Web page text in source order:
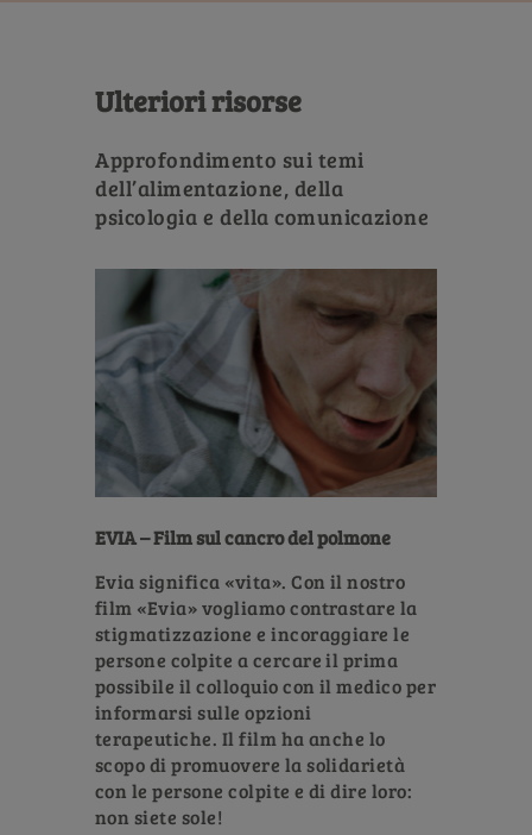
Ulteriori risorse
Approfondimento sui temi
dell’alimentazione, della
psicologia e della comunicazione
EVIA – Film sul cancro del polmone
Evia significa «vita». Con il nostro
film «Evia» vogliamo contrastare la
stigmatizzazione e incoraggiare le
persone colpite a cercare il prima
possibile il colloquio con il medico per
informarsi sulle opzioni
terapeutiche. Il film ha anche lo
scopo di promuovere la solidarietà
con le persone colpite e di dire loro:
non siete sole!